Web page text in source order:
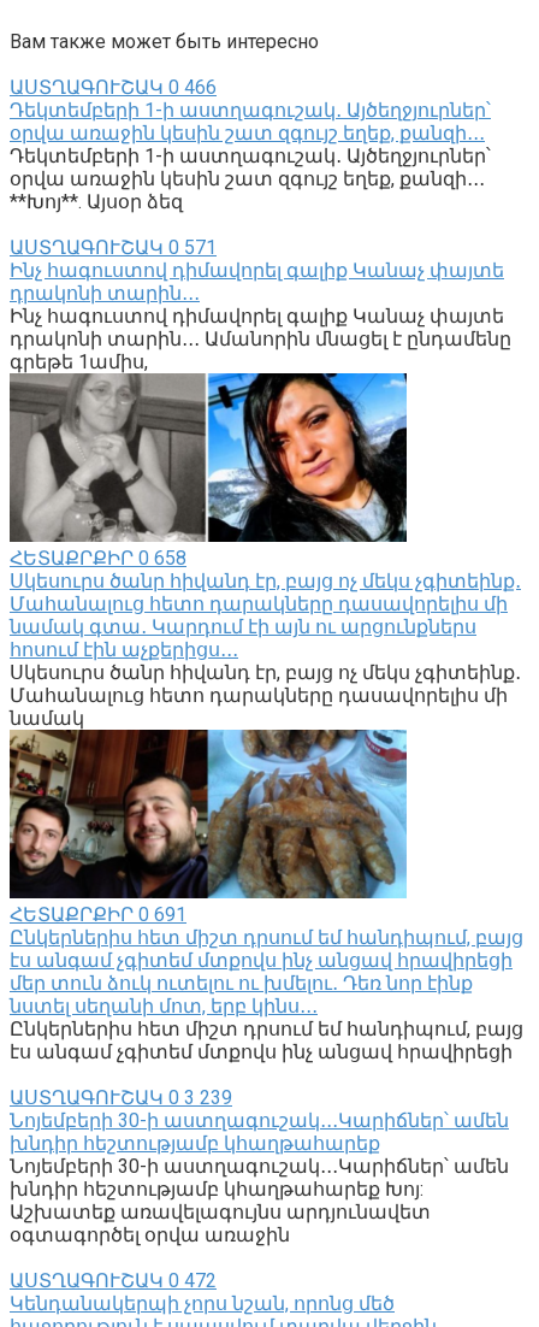
Вам также может быть интересно
ԱՍՏՂԱԳՈՒՇԱԿ 0 466
Դեկտեմբերի 1-ի աստղագուշակ․ Այծեղջյուրներ՝
օրվա առաջին կեսին շատ զգույշ եղեք, քանզի․․․
Դեկտեմբերի 1-ի աստղագուշակ․ Այծեղջյուրներ՝
օրվա առաջին կեսին շատ զգույշ եղեք, քանզի․․․
**Խոյ**. Այսօր ձեզ
ԱՍՏՂԱԳՈՒՇԱԿ 0 571
Ինչ հագուստով դիմավորել գալիք Կանաչ փայտե
դրակոնի տարին․․․
Ինչ հագուստով դիմավորել գալիք Կանաչ փայտե
դրակոնի տարին․․․ Ամանորին մնացել է ընդամենը
գրեթե 1ամիս,
ՀԵՏԱՔՐՔԻՐ 0 658
Սկեսուրս ծանր հիվանդ էր, բայց ոչ մեկս չգիտեինք․
Մահանալուց հետո դարակները դասավորելիս մի
նամակ գտա․ Կարդում էի այն ու արցունքներս
հոսում էին աչքերիցս․․․
Սկեսուրս ծանր հիվանդ էր, բայց ոչ մեկս չգիտեինք․
Մահանալուց հետո դարակները դասավորելիս մի
նամակ
ՀԵՏԱՔՐՔԻՐ 0 691
Ընկերներիս հետ միշտ դրսում եմ հանդիպում, բայց
էս անգամ չգիտեմ մտքովս ինչ անցավ հրավիրեցի
մեր տուն ձուկ ուտելու ու խմելու․ Դեռ նոր էինք
նստել սեղանի մոտ, երբ կինս․․․
Ընկերներիս հետ միշտ դրսում եմ հանդիպում, բայց
էս անգամ չգիտեմ մտքովս ինչ անցավ հրավիրեցի
ԱՍՏՂԱԳՈՒՇԱԿ 0 3 239
Նոյեմբերի 30-ի աստղագուշակ․․․Կարիճներ՝ ամեն
խնդիր հեշտությամբ կհաղթահարեք
Նոյեմբերի 30-ի աստղագուշակ․․․Կարիճներ՝ ամեն
խնդիր հեշտությամբ կհաղթահարեք Խոյ:
Աշխատեք առավելագույնս արդյունավետ
օգտագործել օրվա առաջին
ԱՍՏՂԱԳՈՒՇԱԿ 0 472
Կենդանակերպի չորս նշան, որոնց մեծ